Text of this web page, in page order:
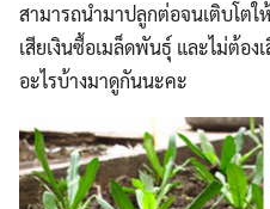
สามารถนำมาปลูกต่อจนเติบโตใ
เสียเงินซื้อเมล็ดพันธุ์ และไม่ต้อง
อะไรบ้างมาดูกันนะคะ